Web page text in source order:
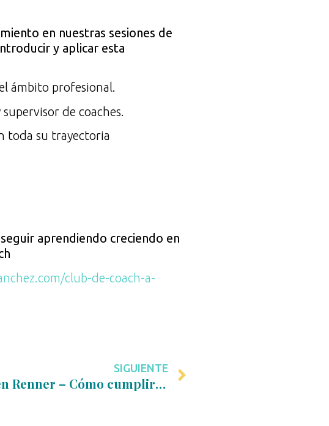
en nuestras sesiones de
y aplicar esta
ámbito profesional.
de coaches.
toda su trayectoria
aprendiendo creciendo en
club-de-coach-a-
SIGUIENTE
83 – Anna Vicén Renner – Cómo cumplir el sueño de ser coach, gracias a la ambición amable